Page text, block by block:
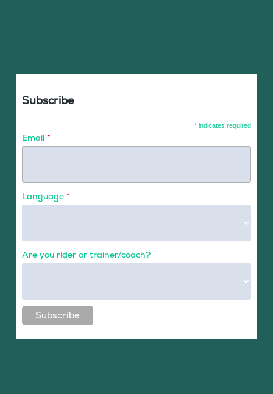
Subscribe
* indicates required
Email *
Language *
Are you rider or trainer/coach?
Subscribe